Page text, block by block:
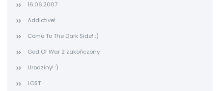
16.06.2007
Addictive!
Come To The Dark Side! ;)
God Of War 2 zakończony
Urodziny! :)
LOST